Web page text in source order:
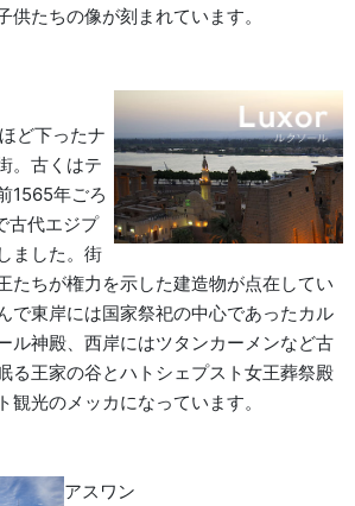
供たちの像が刻まれています。
ど下ったナ
。古くはテ
1565年ごろ
古代エジプ
ました。街
たちが権力を示した建造物が点在してい
で東岸には国家祭祀の中心であったカル
ル神殿、西岸にはツタンカーメンなど古
る王家の谷とハトシェプスト女王葬祭殿
観光のメッカになっています。
アスワン